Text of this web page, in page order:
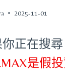
2025-11-01
正在搜尋
是假